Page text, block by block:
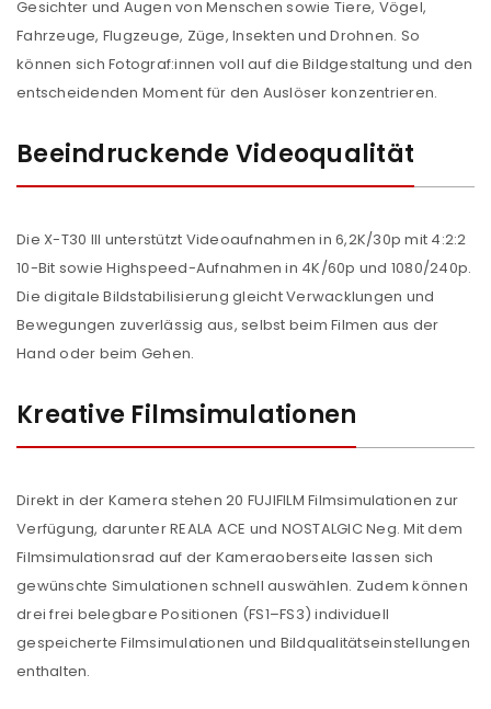
Gesichter und Augen von Menschen sowie Tiere, Vögel,
Fahrzeuge, Flugzeuge, Züge, Insekten und Drohnen. So
können sich Fotograf:innen voll auf die Bildgestaltung und den
entscheidenden Moment für den Auslöser konzentrieren.
Beeindruckende Videoqualität
Die X-T30 III unterstützt Videoaufnahmen in 6,2K/30p mit 4:2:2
10-Bit sowie Highspeed-Aufnahmen in 4K/60p und 1080/240p.
Die digitale Bildstabilisierung gleicht Verwacklungen und
Bewegungen zuverlässig aus, selbst beim Filmen aus der
Hand oder beim Gehen.
Kreative Filmsimulationen
Direkt in der Kamera stehen 20 FUJIFILM Filmsimulationen zur
Verfügung, darunter REALA ACE und NOSTALGIC Neg. Mit dem
Filmsimulationsrad auf der Kameraoberseite lassen sich
gewünschte Simulationen schnell auswählen. Zudem können
drei frei belegbare Positionen (FS1–FS3) individuell
gespeicherte Filmsimulationen und Bildqualitätseinstellungen
enthalten.